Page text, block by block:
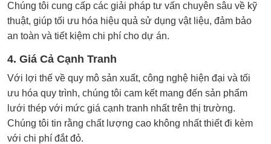
Chúng tôi cung cấp các giải pháp tư vấn chuyên sâu về kỹ
thuật, giúp tối ưu hóa hiệu quả sử dụng vật liệu, đảm bảo
an toàn và tiết kiệm chi phí cho dự án.
4. Giá Cả Cạnh Tranh
Với lợi thế về quy mô sản xuất, công nghệ hiện đại và tối
ưu hóa quy trình, chúng tôi cam kết mang đến sản phẩm
lưới thép với mức giá cạnh tranh nhất trên thị trường.
Chúng tôi tin rằng chất lượng cao không nhất thiết đi kèm
với chi phí đắt đỏ.